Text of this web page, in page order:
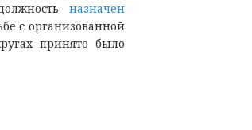
назначен
с организованной
принято было